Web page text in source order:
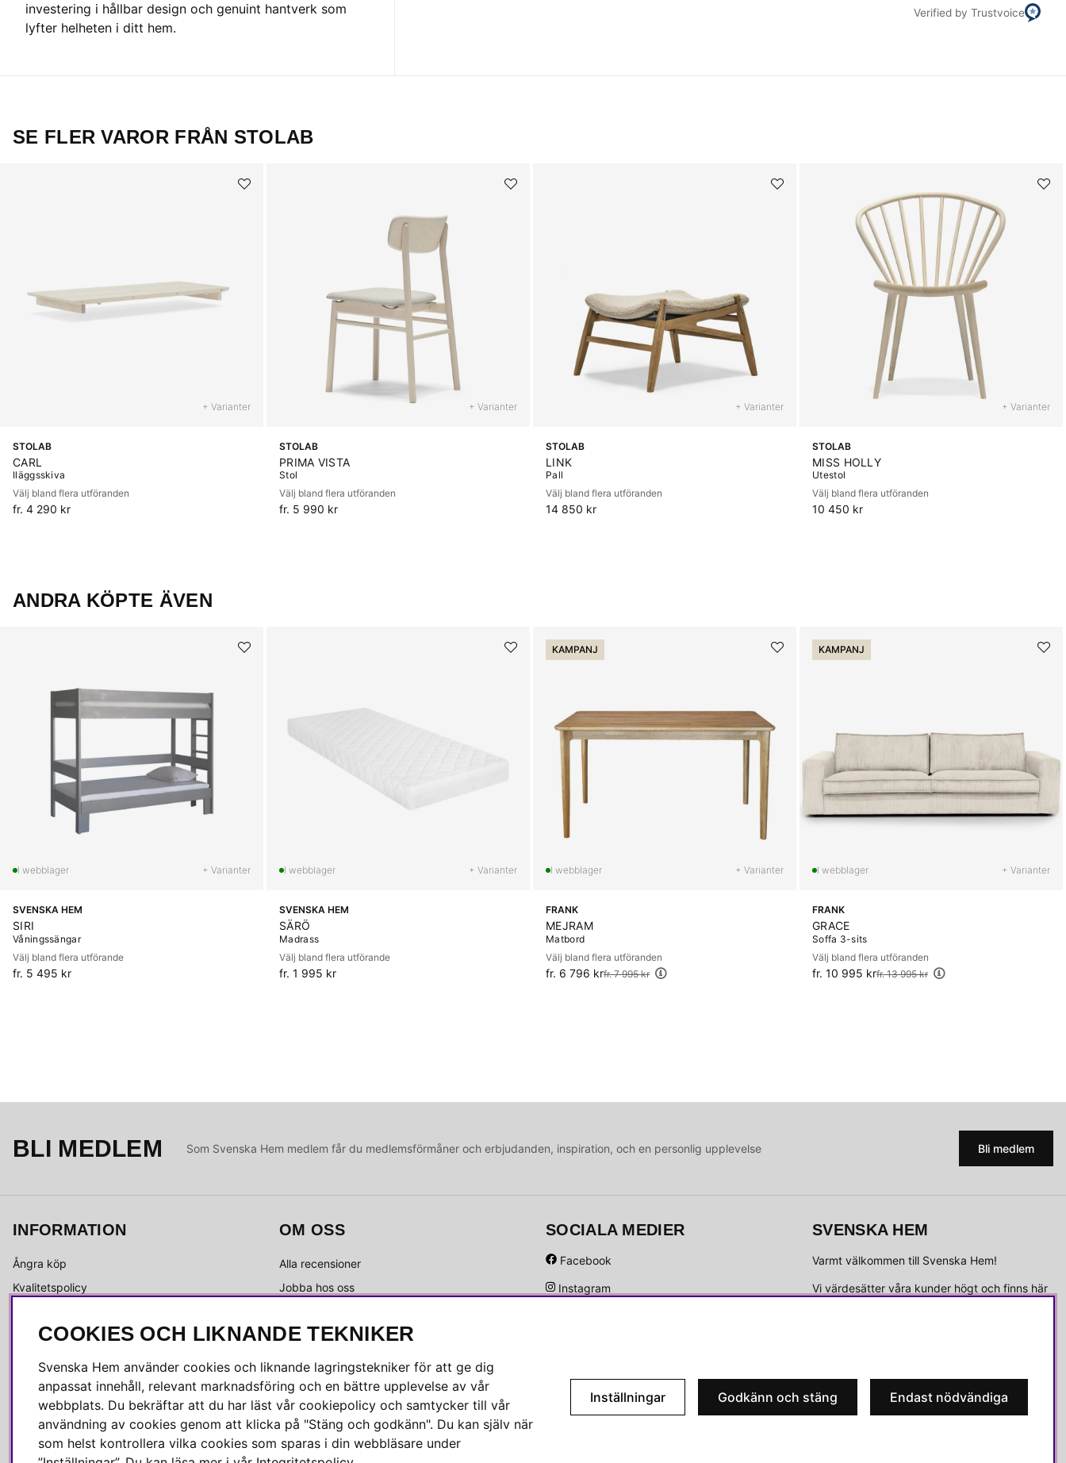
investering i hållbar design och genuint hantverk som
lyfter helheten i ditt hem.
Verified by Trustvoice
SE FLER VAROR FRÅN STOLAB
+ Varianter
STOLAB
CARL
Iläggsskiva
Välj bland flera utföranden
fr. 4 290 kr
+ Varianter
STOLAB
PRIMA VISTA
Stol
Välj bland flera utföranden
fr. 5 990 kr
+ Varianter
STOLAB
LINK
Pall
Välj bland flera utföranden
14 850 kr
+ Varianter
STOLAB
MISS HOLLY
Utestol
Välj bland flera utföranden
10 450 kr
ANDRA KÖPTE ÄVEN
+ Varianter
SVENSKA HEM
SIRI
Våningssängar
Välj bland flera utförande
fr. 5 495 kr
+ Varianter
SVENSKA HEM
SÄRÖ
Madrass
Välj bland flera utförande
fr. 1 995 kr
KAMPANJ
+ Varianter
FRANK
MEJRAM
Matbord
Välj bland flera utföranden
fr. 6 796 kr
Ordinarie pris:fr. 7 995 kr
KAMPANJ
+ Varianter
FRANK
GRACE
Soffa 3-sits
Välj bland flera utföranden
fr. 10 995 kr
Ordinarie pris:fr. 13 995 kr
BLI MEDLEM Som Svenska Hem medlem får du medlemsförmåner och erbjudanden, inspiration, och en personlig upplevelse Bli medlem
INFORMATION
Ångra köp
Kvalitetspolicy
Köpvillkor
Reklamation & retur
Skötselråd
OM OSS
Alla recensioner
Jobba hos oss
Kundservice
Press & media
SOCIALA MEDIER
Facebook
Instagram
SVENSKA HEM
Varmt välkommen till Svenska Hem!
Vi värdesätter våra kunder högt och finns här
Våra butiker
COOKIES OCH LIKNANDE TEKNIKER
Svenska Hem använder cookies och liknande lagringstekniker för att ge dig
anpassat innehåll, relevant marknadsföring och en bättre upplevelse av vår
webbplats. Du bekräftar att du har läst vår cookiepolicy och samtycker till vår
användning av cookies genom att klicka på "Stäng och godkänn". Du kan själv när
som helst kontrollera vilka cookies som sparas i din webbläsare under
Inställningar Godkänn och stäng Endast nödvändiga